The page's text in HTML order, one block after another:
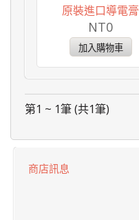
原裝進口導電膏
NT0
第1 ~ 1筆 (共1筆)
商店訊息